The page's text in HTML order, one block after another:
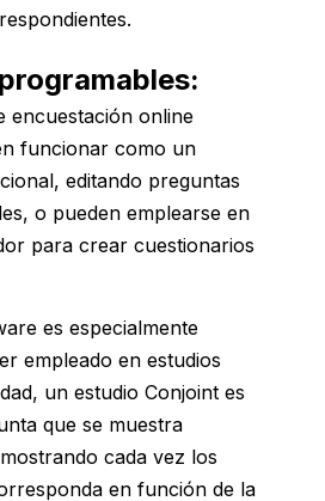
s:
encuestación online
funcionar como un
editando preguntas
o pueden emplearse en
para crear cuestionarios
es especialmente
empleado en estudios
un estudio Conjoint es
que se muestra
cada vez los
en función de la